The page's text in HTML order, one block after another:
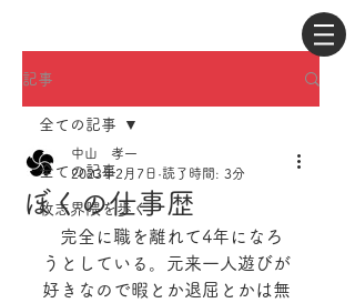
記事
全ての記事
牧志界隈を歩く
全ての記事
ぼくの仕事歴
中山 孝一
2023年2月7日 読了時間: 3分
完全に職を離れて4年になろ
うとしている。元来一人遊びが
好きなので暇とか退屈とかは無